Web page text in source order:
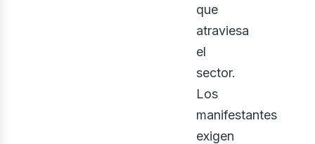
que
atraviesa
el
sector.
Los
manifestantes
exigen